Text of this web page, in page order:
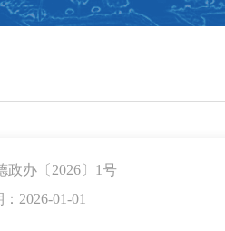
政办〔2026〕1号
2026-01-01